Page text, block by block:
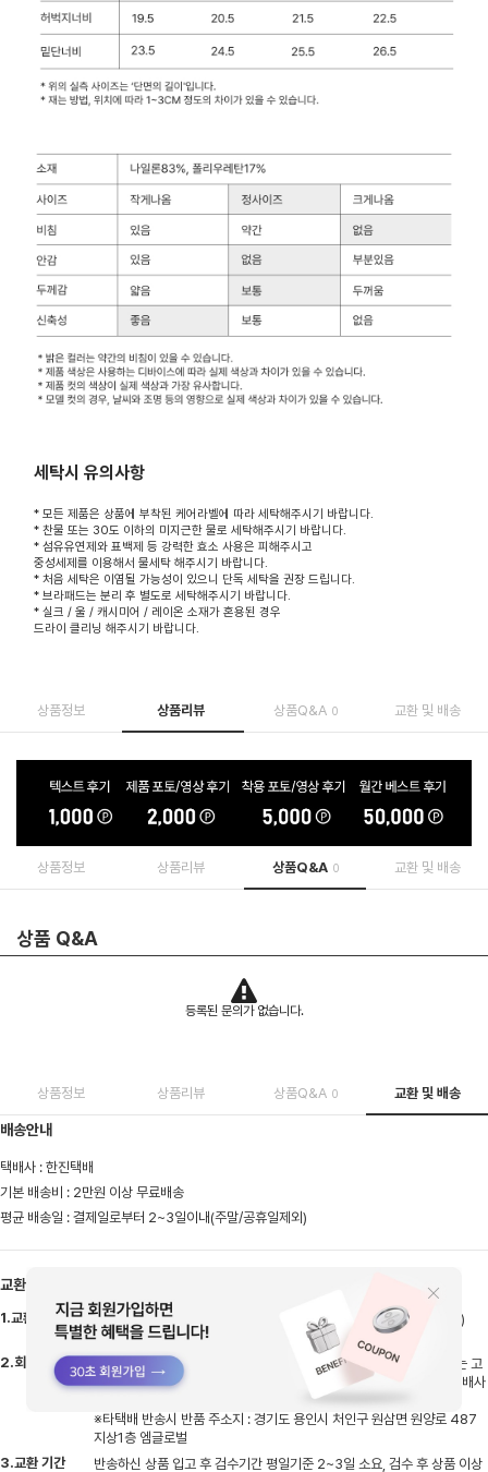
세탁시 유의사항
* 모든 제품은 상품에 부착된 케어라벨에 따라 세탁해주시기 바랍니다.
* 찬물 또는 30도 이하의 미지근한 물로 세탁해주시기 바랍니다.
* 섬유유연제와 표백제 등 강력한 효소 사용은 피해주시고
중성세제를 이용해서 물세탁 해주시기 바랍니다.
* 처음 세탁은 이염될 가능성이 있으니 단독 세탁을 권장 드립니다.
* 브라패드는 분리 후 별도로 세탁해주시기 바랍니다.
* 실크 / 울 / 캐시미어 / 레이온 소재가 혼용된 경우
드라이 클리닝 해주시기 바랍니다.
상품정보 상품리뷰 상품Q&A 0 교환 및 배송
상품정보 상품리뷰 상품Q&A 0 교환 및 배송
상품 Q&A
등록된 문의가 없습니다.
상품정보 상품리뷰 상품Q&A 0 교환 및 배송
배송안내
택배사 : 한진택배
기본 배송비 : 2만원 이상 무료배송
평균 배송일 : 결제일로부터 2~3일이내(주말/공휴일제외)
교환안내
1.교환 신청
상품 수령 후 1주일 이내 접수해주세요 (Q&A게시판/고객센터로 접수)
※Q&A게시판/고객센터로 접수 누락시 교환지연될 수 있습니다.
2.회수 방법
교환접수 시 한진택배로 수거접수 됩니다. 타택배로 반송시엔 배송비는 고
객님 부담으로 선불 결제 후 반송해주셔야하며, 반송 후 고객센터로 택배사
명,송장번호 남겨주셔야 지연없이 처리될 수 있습니다.
※타택배 반송시 반품 주소지 : 경기도 용인시 처인구 원삼면 원양로 487
지상1층 엠글로벌
3.교환 기간
반송하신 상품 입고 후 검수기간 평일기준 2~3일 소요, 검수 후 상품 이상